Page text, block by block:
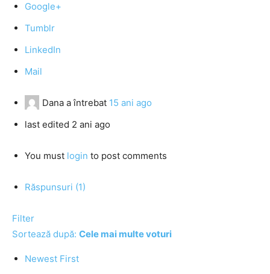
Google+
Tumblr
LinkedIn
Mail
Dana a întrebat 15 ani ago
last edited 2 ani ago
You must login to post comments
Răspunsuri (1)
Filter
Sortează după: Cele mai multe voturi
Newest First